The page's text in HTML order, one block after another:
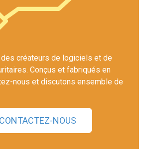
créateurs de logiciels et de
Conçus et fabriqués en
nous et discutons ensemble de
CONTACTEZ-NOUS